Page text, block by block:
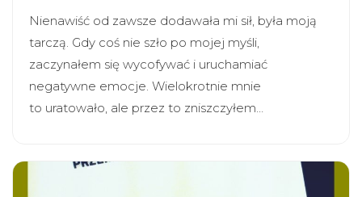
Nienawiść od zawsze dodawała mi sił, była moją
tarczą. Gdy coś nie szło po mojej myśli,
zaczynałem się wycofywać i uruchamiać
negatywne emocje. Wielokrotnie mnie
to uratowało, ale przez to zniszczyłem…